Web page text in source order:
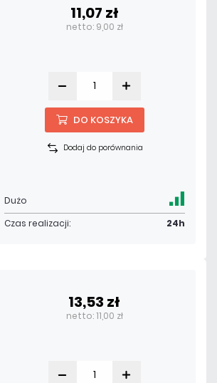
11,07 zł
netto: 9,00 zł
DO KOSZYKA
Dodaj do porównania
Dużo
Czas realizacji:
24h
13,53 zł
netto: 11,00 zł